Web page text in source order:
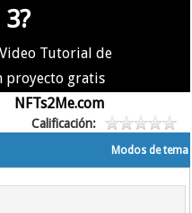
Tutorial de
proyecto gratis
NFTs2Me.com
Calificación:
Modos de tema